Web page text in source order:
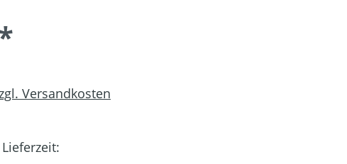
Versandkosten